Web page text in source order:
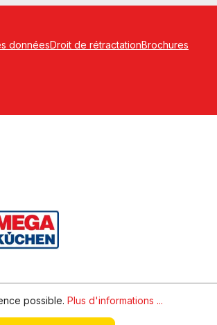
donnéesDroit de rétractationBrochures
possible. Plus d'informations ...